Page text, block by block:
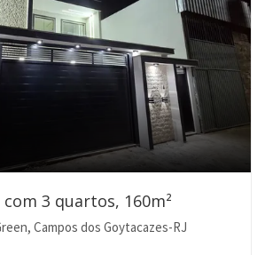
com 3 quartos, 160m²
Campos dos Goytacazes-RJ